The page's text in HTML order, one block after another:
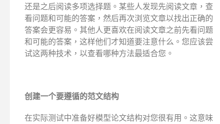
还是之后阅读多项选择题。某些人发现先阅读文章，查
看问题和可能的答案，然后再次浏览文章以找出正确的
答案会更容易。其他人更喜欢在阅读文章之前先看问题
和可能的答案，这样他们才知道要注意什么。您应该尝
试这两种技术，以查看哪种方法最适合您。
创建一个要遵循的范文结构
在实际测试中准备好模型论文结构对您很有用。这意味